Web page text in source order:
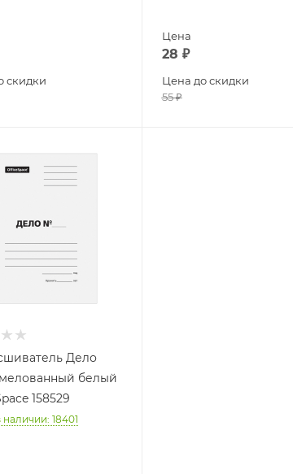
скидки
Цена
28 ₽
Цена до скидки
55₽
Дело
белый
158529
наличии: 18401